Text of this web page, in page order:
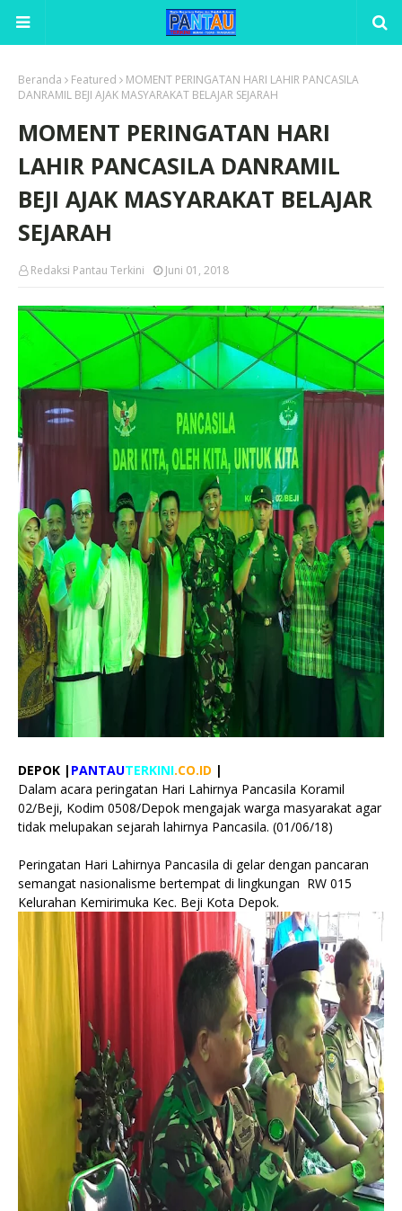
Beranda Featured
MOMENT PERINGATAN HARI LAHIR PANCASILA
DANRAMIL BEJI AJAK MASYARAKAT BELAJAR SEJARAH
MOMENT PERINGATAN HARI
LAHIR PANCASILA DANRAMIL
BEJI AJAK MASYARAKAT BELAJAR
SEJARAH
Redaksi Pantau Terkini Juni 01, 2018
DEPOK | PANTAUTERKINI.CO.ID |
Dalam acara peringatan Hari Lahirnya Pancasila Koramil
02/Beji, Kodim 0508/Depok mengajak warga masyarakat agar
tidak melupakan sejarah lahirnya Pancasila. (01/06/18)
Peringatan Hari Lahirnya Pancasila di gelar dengan pancaran
semangat nasionalisme bertempat di lingkungan RW 015
Kelurahan Kemirimuka Kec. Beji Kota Depok.